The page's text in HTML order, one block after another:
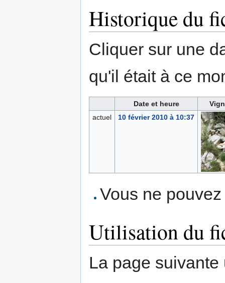
Historique du
Cliquer sur une
qu'il était à ce
Date et heure
actuel
10 février 2010 à 10:37
Vous ne
Utilisation du
La page